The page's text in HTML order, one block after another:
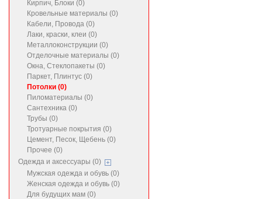
Кирпич, Блоки (0)
Кровельные материалы (0)
Кабели, Провода (0)
Лаки, краски, клеи (0)
Металлоконструкции (0)
Отделочные материалы (0)
Окна, Стеклопакеты (0)
Паркет, Плинтус (0)
Потолки (0)
Пиломатериалы (0)
Сантехника (0)
Трубы (0)
Тротуарные покрытия (0)
Цемент, Песок, Щебень (0)
Прочее (0)
Одежда и аксессуары (0)
Мужская одежда и обувь (0)
Женская одежда и обувь (0)
Для будущих мам (0)